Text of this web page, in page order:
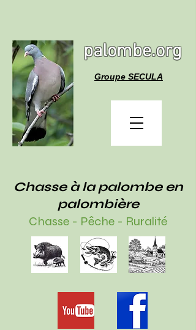
palombe.org
Groupe SECULA
Chasse à la palombe en
palombière
Chasse - Pêche - Ruralité